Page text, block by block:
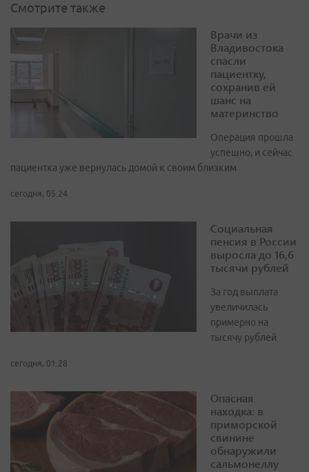
Смотрите также
Врачи из
Владивостока
спасли
пациентку,
сохранив ей
шанс на
материнство
Операция прошла
успешно, и сейчас
пациентка уже вернулась домой к своим близким
сегодня, 05:24
Социальная
пенсия в России
выросла до 16,6
тысячи рублей
За год выплата
увеличилась
примерно на
тысячу рублей
сегодня, 01:28
Опасная
находка: в
приморской
свинине
обнаружили
сальмонеллу